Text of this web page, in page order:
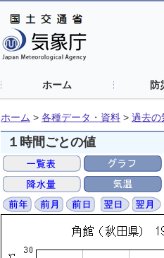
ホーム 防
ホーム > 各種データ・資料 > 過去の
１時間ごとの値